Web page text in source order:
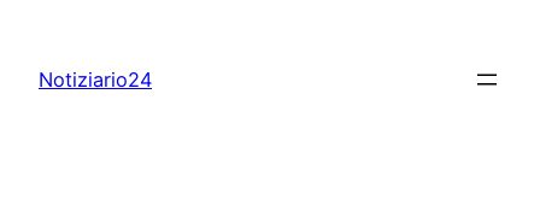
content
Notiziario24